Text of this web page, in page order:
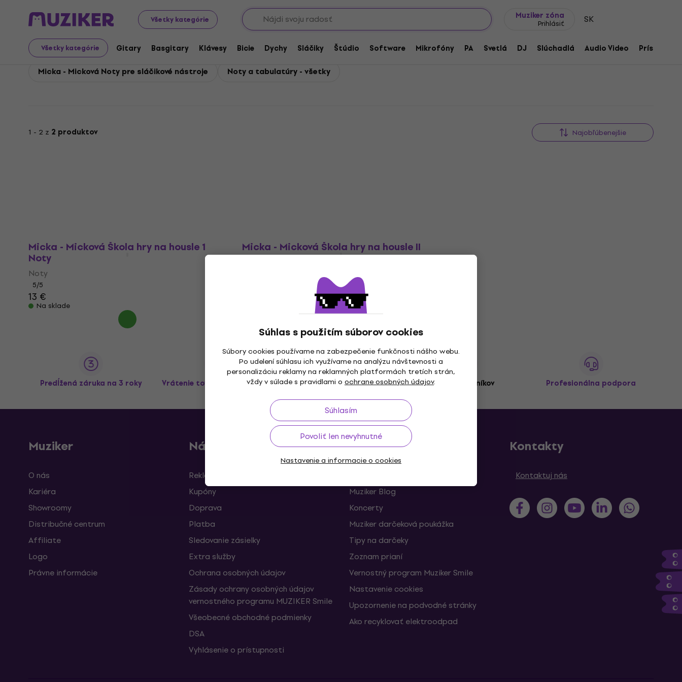
Všetky kategórie
Muziker zóna
Prihlásiť SK
Všetky kategórie Gitary Basgitary Klávesy Bicie Dychy Sláčiky Štúdio Software Mikrofóny PA Svetlá DJ Slúchadlá Audio Video
Súhlas s použitím súborov cookies
Súbory cookies používame na zabezpečenie funkčnosti nášho webu.
Po udelení súhlasu ich využívame na analýzu návštevnosti a
personalizáciu reklamy na reklamných platformách tretích strán,
vždy v súlade s pravidlami o ochrane osobných údajov.
Súhlasím
Povoliť len nevyhnutné
Nastavenie a informacie o cookies
Micka - Micková Príslušenstvo Micka - Micková Noty a tabulatúry
Micka - Micková Noty a tabulatúry
Micka - Micková Noty pre sláčikové nástroje Noty a tabulatúry - všetky
1 - 2 z 2 produktov Najobľúbenejšie
Micka - Micková Škola hry na housle 1
Noty
Noty
5/5
13 €
Na sklade
Micka - Micková Škola hry na housle II
Noty
Predĺžená záruka na 3 roky Vrátenie tovaru až do 30 dní Doprava zdarmaod 99 € 3M+ zákazníkov Profesionálna podpora
Muziker
O nás
Kariéra
Showroomy
Distribučné centrum
Affiliate
Logo
Právne informácie
Nákup
Reklamácie a odstúpenia od zmluvy
Kupóny
Doprava
Platba
Sledovanie zásielky
Extra služby
Ochrana osobných údajov
Zásady ochrany osobných údajov
vernostného programu MUZIKER Smile
Všeobecné obchodné podmienky
DSA
Vyhlásenie o prístupnosti
Užitočné
Muziker Blog
Koncerty
Muziker darčeková poukážka
Tipy na darčeky
Zoznam prianí
Vernostný program Muziker Smile
Nastavenie cookies
Upozornenie na podvodné stránky
Ako recyklovať elektroodpad
Kontakty
Kontaktuj nás